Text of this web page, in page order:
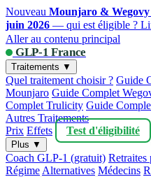
Nouveau Mounjaro & Wegovy
juin 2026 — qui est éligible ?
Aller au contenu principal
GLP-1 France
Traitements ▼
Quel traitement choisir ? Guide
Mounjaro Guide Complet
Complet Trulicity Guide
Autres Traitements
Prix Effets Test d'éligibilité
Plus ▼
Coach GLP-1 (gratuit) Retraites
Régime Alternatives Médecins